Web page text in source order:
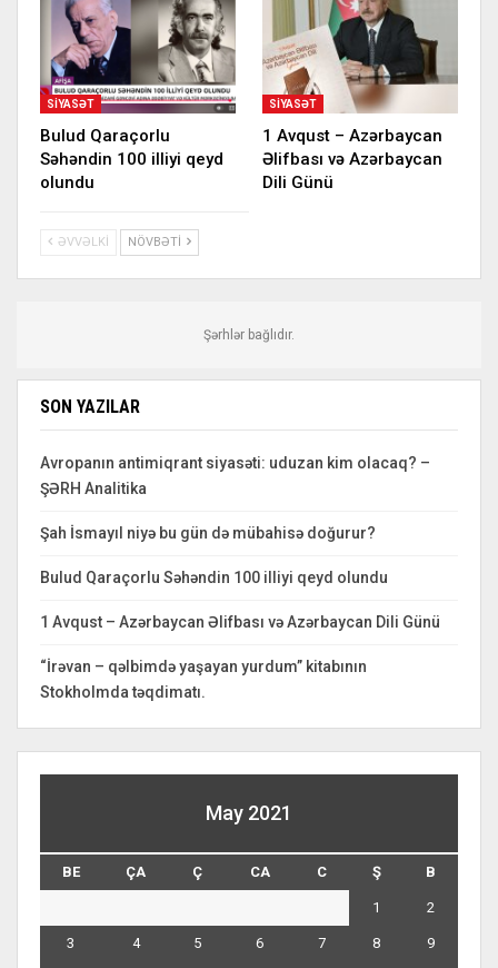
SIYASƏT
Bulud Qaraçorlu
Səhəndin 100 illiyi qeyd
olundu
SIYASƏT
1 Avqust – Azərbaycan
Əlifbası və Azərbaycan
Dili Günü
ƏVVƏLKI NÖVBƏTI
Şərhlər bağlıdır.
SON YAZILAR
Avropanın antimiqrant siyasəti: uduzan kim olacaq? –
ŞƏRH Analitika
Şah İsmayıl niyə bu gün də mübahisə doğurur?
Bulud Qaraçorlu Səhəndin 100 illiyi qeyd olundu
1 Avqust – Azərbaycan Əlifbası və Azərbaycan Dili Günü
“İrəvan – qəlbimdə yaşayan yurdum” kitabının
Stokholmda təqdimatı.
May 2021
BE ÇA Ç CA C Ş B
1 2
3 4 5 6 7 8 9